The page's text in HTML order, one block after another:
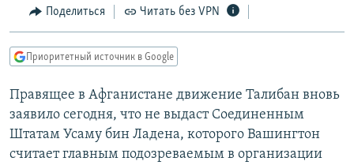
Вернутся
поиску
КАВКАЗ.РЕАЛИИ
СЕВЕР.РЕАЛИИ
РАСПИСАНИЕ ВЕЩАНИЯ
ПОДПИШИТЕСЬ НА РАССЫЛКУ
Поделиться Читать без VPN
Приоритетный источник в Google
Правящее в Афганистане движение Талибан вновь
заявило сегодня, что не выдаст Соединенным
Штатам Усаму бин Ладена, которого Вашингтон
считает главным подозреваемым в организации